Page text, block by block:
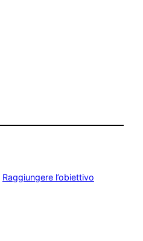
Raggiungere l’obiettivo